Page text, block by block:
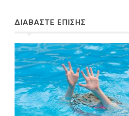
ΔΙΑΒΑΣΤΕ ΕΠΙΣΗΣ